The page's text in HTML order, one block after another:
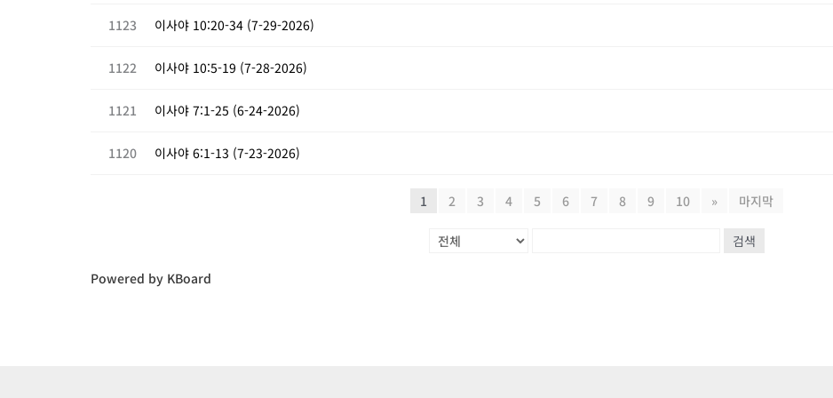
1123 이사야 10:20-34 (7-29-2026)
1122 이사야 10:5-19 (7-28-2026)
1121 이사야 7:1-25 (6-24-2026)
1120 이사야 6:1-13 (7-23-2026)
1 2 3 4 5 6 7 8 9 10 » 마지막
검색
Powered by KBoard